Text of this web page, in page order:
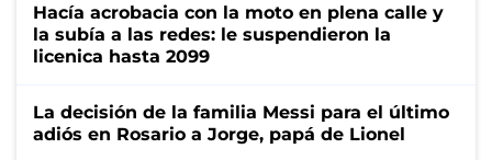
Hacía acrobacia con la moto en plena calle y
la subía a las redes: le suspendieron la
licenica hasta 2099
La decisión de la familia Messi para el último
adiós en Rosario a Jorge, papá de Lionel